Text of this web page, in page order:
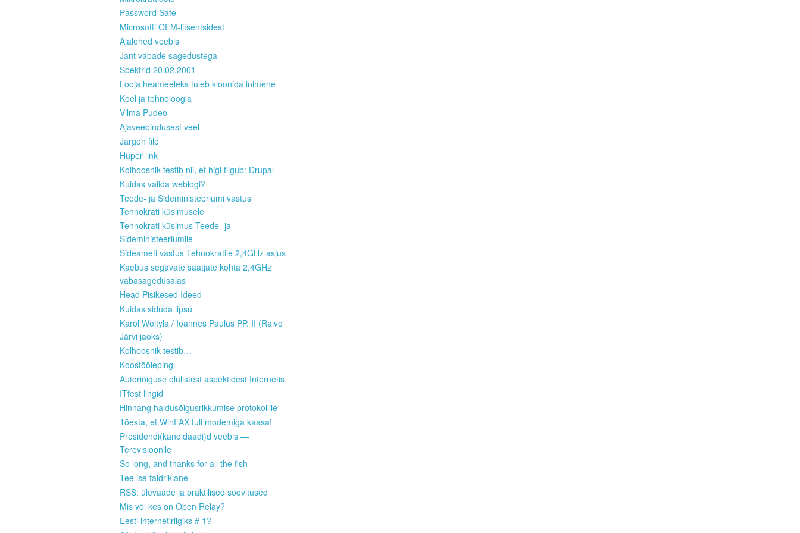
Password Safe
Microsofti OEM-litsentsidest
Ajalehed veebis
Jant vabade sagedustega
Spektrid 20.02.2001
Looja heameeleks tuleb kloonida inimene
Keel ja tehnoloogia
Vilma Pudeo
Ajaveebindusest veel
Jargon file
Hüper link
Kolhoosnik testib nii, et higi tilgub: Drupal
Kuidas valida weblogi?
Teede- ja Sideministeeriumi vastus
Tehnokrati küsimusele
Tehnokrati küsimus Teede- ja
Sideministeeriumile
Sideameti vastus Tehnokratile 2,4GHz asjus
Kaebus segavate saatjate kohta 2,4GHz
vabasagedusalas
Head Pisikesed Ideed
Kuidas siduda lipsu
Karol Wojtyla / Ioannes Paulus PP. II (Raivo
Järvi jaoks)
Kolhoosnik testib…
Koostööleping
Autoriõiguse olulistest aspektidest Internetis
ITfest lingid
Hinnang haldusõigusrikkumise protokollile
Tõesta, et WinFAX tuli modemiga kaasa!
Presidendi(kandidaadi)d veebis —
Terevisioonile
So long, and thanks for all the fish
Tee ise taldriklane
RSS: ülevaade ja praktilised soovitused
Mis või kes on Open Relay?
Eesti internetiriigiks # 1?